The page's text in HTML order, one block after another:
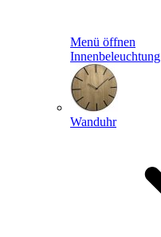
Menü öffnen
Innenbeleuchtung
Wanduhr